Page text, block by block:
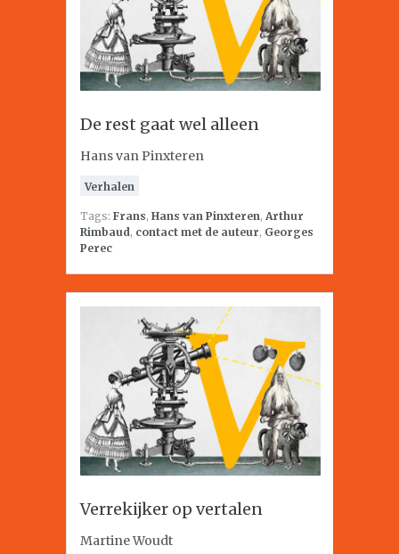
De rest gaat wel alleen
Hans van Pinxteren
Verhalen
Tags: Frans, Hans van Pinxteren, Arthur
Rimbaud, contact met de auteur, Georges
Perec
Verrekijker op vertalen
Martine Woudt